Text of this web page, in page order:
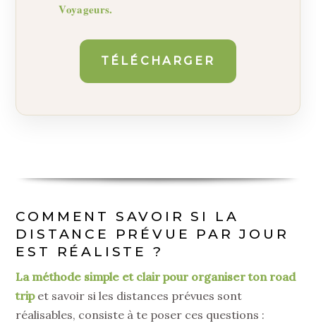
Voyageurs.
COMMENT SAVOIR SI LA
DISTANCE PRÉVUE PAR JOUR
EST RÉALISTE ?
La méthode simple et clair pour organiser ton road
tripet savoir si les distances prévues sont
réalisables, consiste à te poser ces questions :